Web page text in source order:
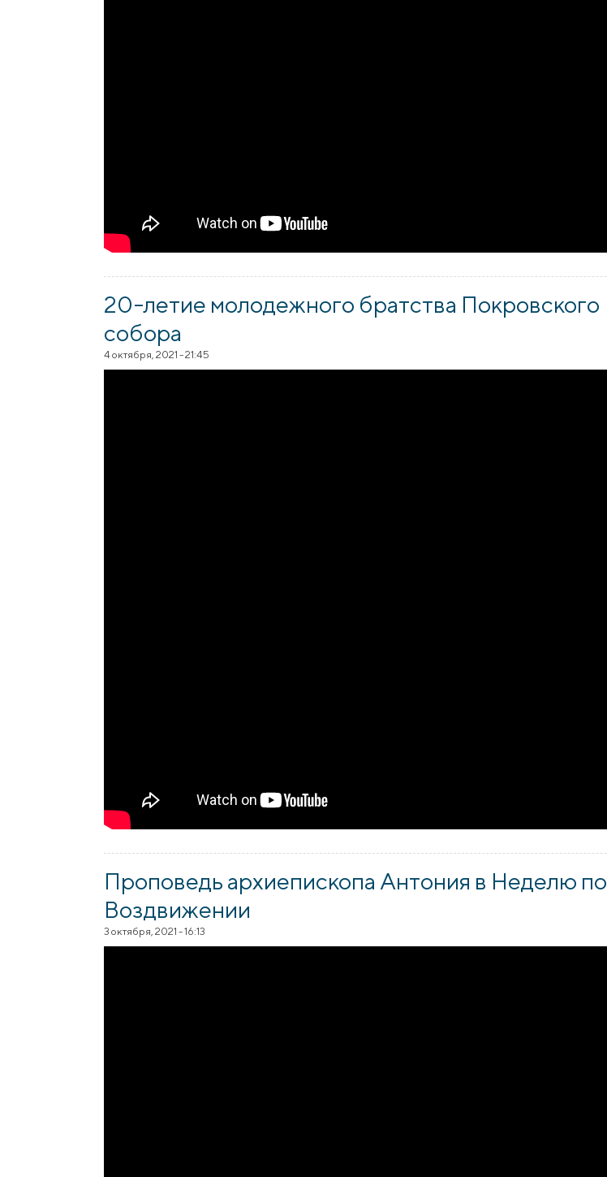
20-летие молодежного братства Покровского
собора
4 октября, 2021 - 21:45
Проповедь архиепископа Антония в Неделю по
Воздвижении
3 октября, 2021 - 16:13